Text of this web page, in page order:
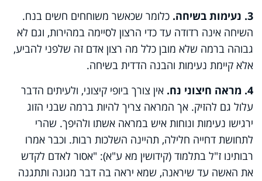
3. נעימות בשיחה.
כלומר שכאשר משוחחים חשים בנח.
השיחה אינה רדודה עד כדי הרצון לסיימה במהירות, וגם לא
גבוהה ברמה שלא מובן כלל מה רצון אדם זה שלפני להביע,
אלא קיימת נעימות והבנה הדדית בשיחה.
4. מראה חיצוני נח.
אין צורך ביופי קיצוני, ולעיתים הדבר
עלול גם להזיק. אך המראה צריך להיות ברמה שבני הזוג
ירגישו נעימות ונוחות איש במראה אשתו ולהיפך. שהרי
לתחושת דחייה חלילה, תהיינה השלכות רבות. וכבר אמרו
רבותינו ז"ל בתלמוד (קידושין מא ע"א): "אסור לאדם לקדש
את האשה עד שיראנה, שמא יראה בה דבר מגונה ותתגנה